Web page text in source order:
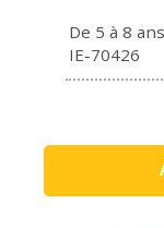
De 5 à 8 ans
IE-70426